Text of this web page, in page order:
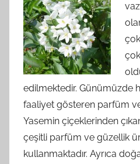
edilmektedir. Günümüzde
faaliyet gösteren parfüm
Yasemin çiçeklerinden
çeşitli parfüm ve güzellik
kullanmaktadır. Ayrıca